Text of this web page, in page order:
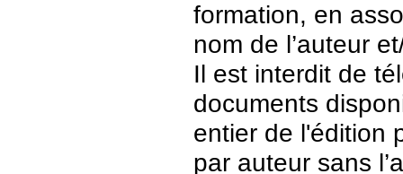
formation, en
nom de l’auteur
Il est interdit de
documents
entier de l'édition
par auteur sans